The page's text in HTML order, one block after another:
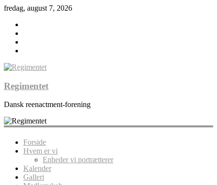
fredag, august 7, 2026
Regimentet
Dansk reenactment-forening
Forside
Hvem er vi
Enheder vi portrætterer
Kalender
Galleri